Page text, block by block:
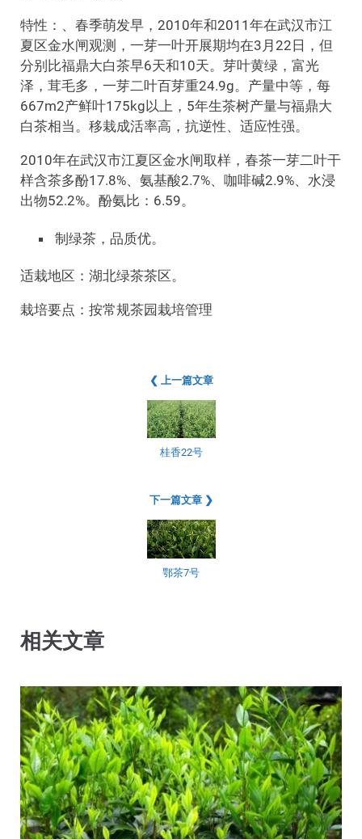
特性：、春季萌发早，2010年和2011年在武汉市江
夏区金水闸观测，一芽一叶开展期均在3月22日，但
分别比福鼎大白茶早6天和10天。芽叶黄绿，富光
泽，茸毛多，一芽二叶百芽重24.9g。产量中等，每
667m2产鲜叶175kg以上，5年生茶树产量与福鼎大
白茶相当。移栽成活率高，抗逆性、适应性强。
2010年在武汉市江夏区金水闸取样，春茶一芽二叶干
样含茶多酚17.8%、氨基酸2.7%、咖啡碱2.9%、水浸
出物52.2%。酚氨比：6.59。
制绿茶，品质优。
适栽地区：湖北绿茶茶区。
栽培要点：按常规茶园栽培管理
❮ 上一篇文章
桂香22号
下一篇文章 ❯
鄂茶7号
相关文章